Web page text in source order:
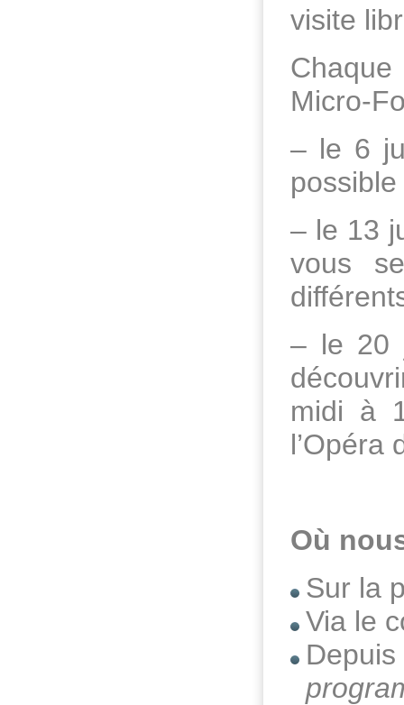
visite
Micro-
– le 6
– le 13
vous
– le 20
midi à
l’Opéra
Où
Sur la
Via le